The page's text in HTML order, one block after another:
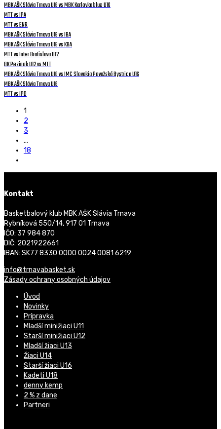
MBK AŠK Slávia Trnava U16 vs MBK Karlovka blue U16
MTT vs IPA
MTT vs ENR
MBK AŠK Slávia Trnava U16 vs IBA
MBK AŠK Slávia Trnava U16 vs KBA
MTT vs Inter Bratislava U12
BK Pezinok U12 vs MTT
MBK AŠK Slávia Trnava U16 vs IMC Slovakia Považská Bystrica U16
MBK AŠK Slávia Trnava U16
MTT vs IPD
1
2
3
…
18
Kontakt
Basketbalový klub MBK AŠK Slávia Trnava
Rybníková 550/14, 917 01 Trnava
IČO: 37 984 870
DIČ: 2021922661
IBAN: SK77 8330 0000 0024 0081 6219
info@trnavabasket.sk
Zásady ochrany osobných údajov
Úvod
Novinky
Prípravka
Mladší minižiaci U11
Starší minižiaci U12
Mladší žiaci U13
Žiaci U14
Starší žiaci U16
Kadeti U18
denny kemp
2 % z dane
Partneri